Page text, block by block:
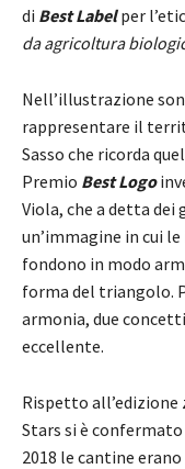
di Best Labelper
da agricoltura
Nell’illustrazione
rappresentare il
Sasso che ricorda
Premio Best Logo
Viola, che a detta dei
un’immagine in cui
fondono in modo
forma del triangolo.
armonia, due
eccellente.
Rispetto all’edizione
Stars si è
2018 le cantine